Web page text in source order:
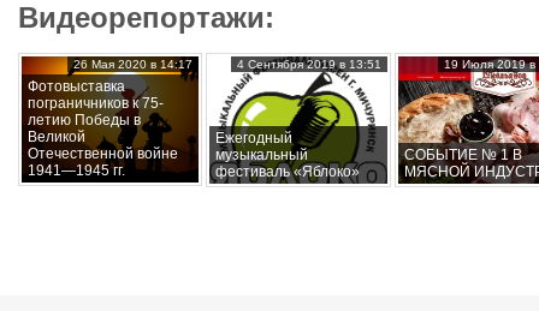
Видеорепортажи:
Фотовыставка
пограничников к 75-
летию Победы в
Великой
Отечественной войне
1941—1945 гг.
26 Мая 2020 в 14:17
Ежегодный
музыкальный
фестиваль «Яблоко»
4 Сентября 2019 в 13:51
СОБЫТИЕ № 1 В
МЯСНОЙ
19 Июля 2019 в